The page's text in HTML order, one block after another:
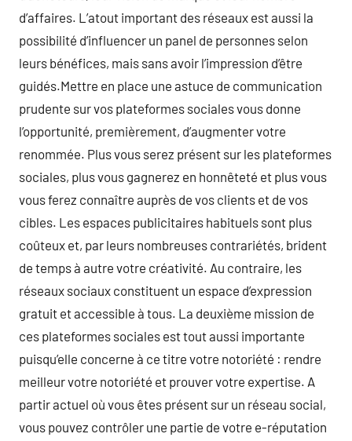
d’affaires. L’atout important des réseaux est aussi la
possibilité d’influencer un panel de personnes selon
leurs bénéfices, mais sans avoir l’impression d’être
guidés.Mettre en place une astuce de communication
prudente sur vos plateformes sociales vous donne
l’opportunité, premièrement, d’augmenter votre
renommée. Plus vous serez présent sur les plateformes
sociales, plus vous gagnerez en honnêteté et plus vous
vous ferez connaître auprès de vos clients et de vos
cibles. Les espaces publicitaires habituels sont plus
coûteux et, par leurs nombreuses contrariétés, brident
de temps à autre votre créativité. Au contraire, les
réseaux sociaux constituent un espace d’expression
gratuit et accessible à tous. La deuxième mission de
ces plateformes sociales est tout aussi importante
puisqu’elle concerne à ce titre votre notoriété : rendre
meilleur votre notoriété et prouver votre expertise. A
partir actuel où vous êtes présent sur un réseau social,
vous pouvez contrôler une partie de votre e-réputation